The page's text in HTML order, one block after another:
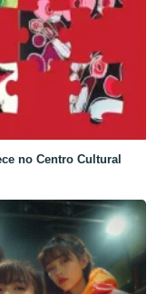
no Centro Cultural